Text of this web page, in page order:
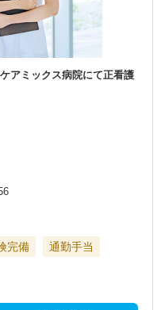
アミックス病院にて正看護
完備
通勤手当